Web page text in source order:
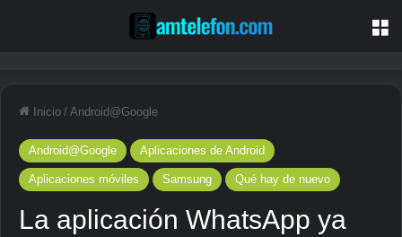
Inicio / Android@Google
Android@Google Aplicaciones de Android
Aplicaciones móviles Samsung Qué hay de nuevo
La aplicación WhatsApp ya